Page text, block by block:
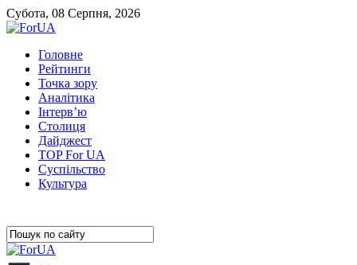
Субота, 08 Серпня, 2026
Головне
Рейтинги
Точка зору
Аналітика
Інтерв’ю
Столиця
Дайджест
TOP For UA
Суспiльство
Культура